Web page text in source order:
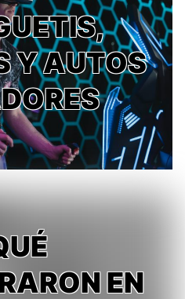
Y AUTOS
EN